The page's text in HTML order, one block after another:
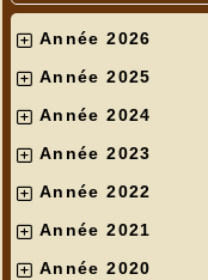
Année 2026
Année 2025
Année 2024
Année 2023
Année 2022
Année 2021
Année 2020